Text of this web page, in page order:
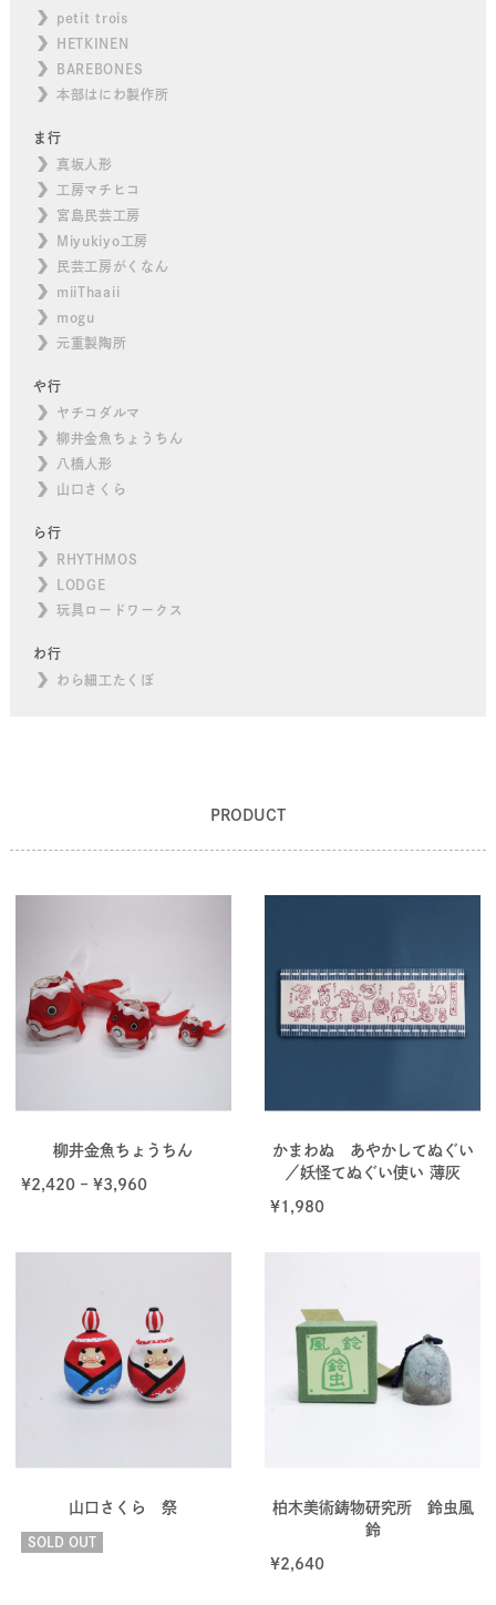
petit trois
HETKINEN
BAREBONES
本部はにわ製作所
ま行
真坂人形
工房マチヒコ
宮島民芸工房
Miyukiyo工房
民芸工房がくなん
miiThaaii
mogu
元重製陶所
や行
ヤチコダルマ
柳井金魚ちょうちん
八橋人形
山口さくら
ら行
RHYTHMOS
LODGE
玩具ロードワークス
わ行
わら細工たくぼ
PRODUCT
柳井金魚ちょうちん
¥2,420– ¥3,960
かまわぬ あやかしてぬぐい
／妖怪てぬぐい使い 薄灰
¥1,980
山口さくら 祭
SOLD OUT
柏木美術鋳物研究所 鈴虫風
鈴
¥2,640